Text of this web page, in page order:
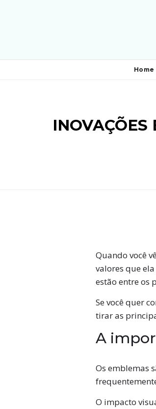
Home
Quando você
valores que
estão entre os
Se você quer
tirar as
A
Os emblemas
O impacto